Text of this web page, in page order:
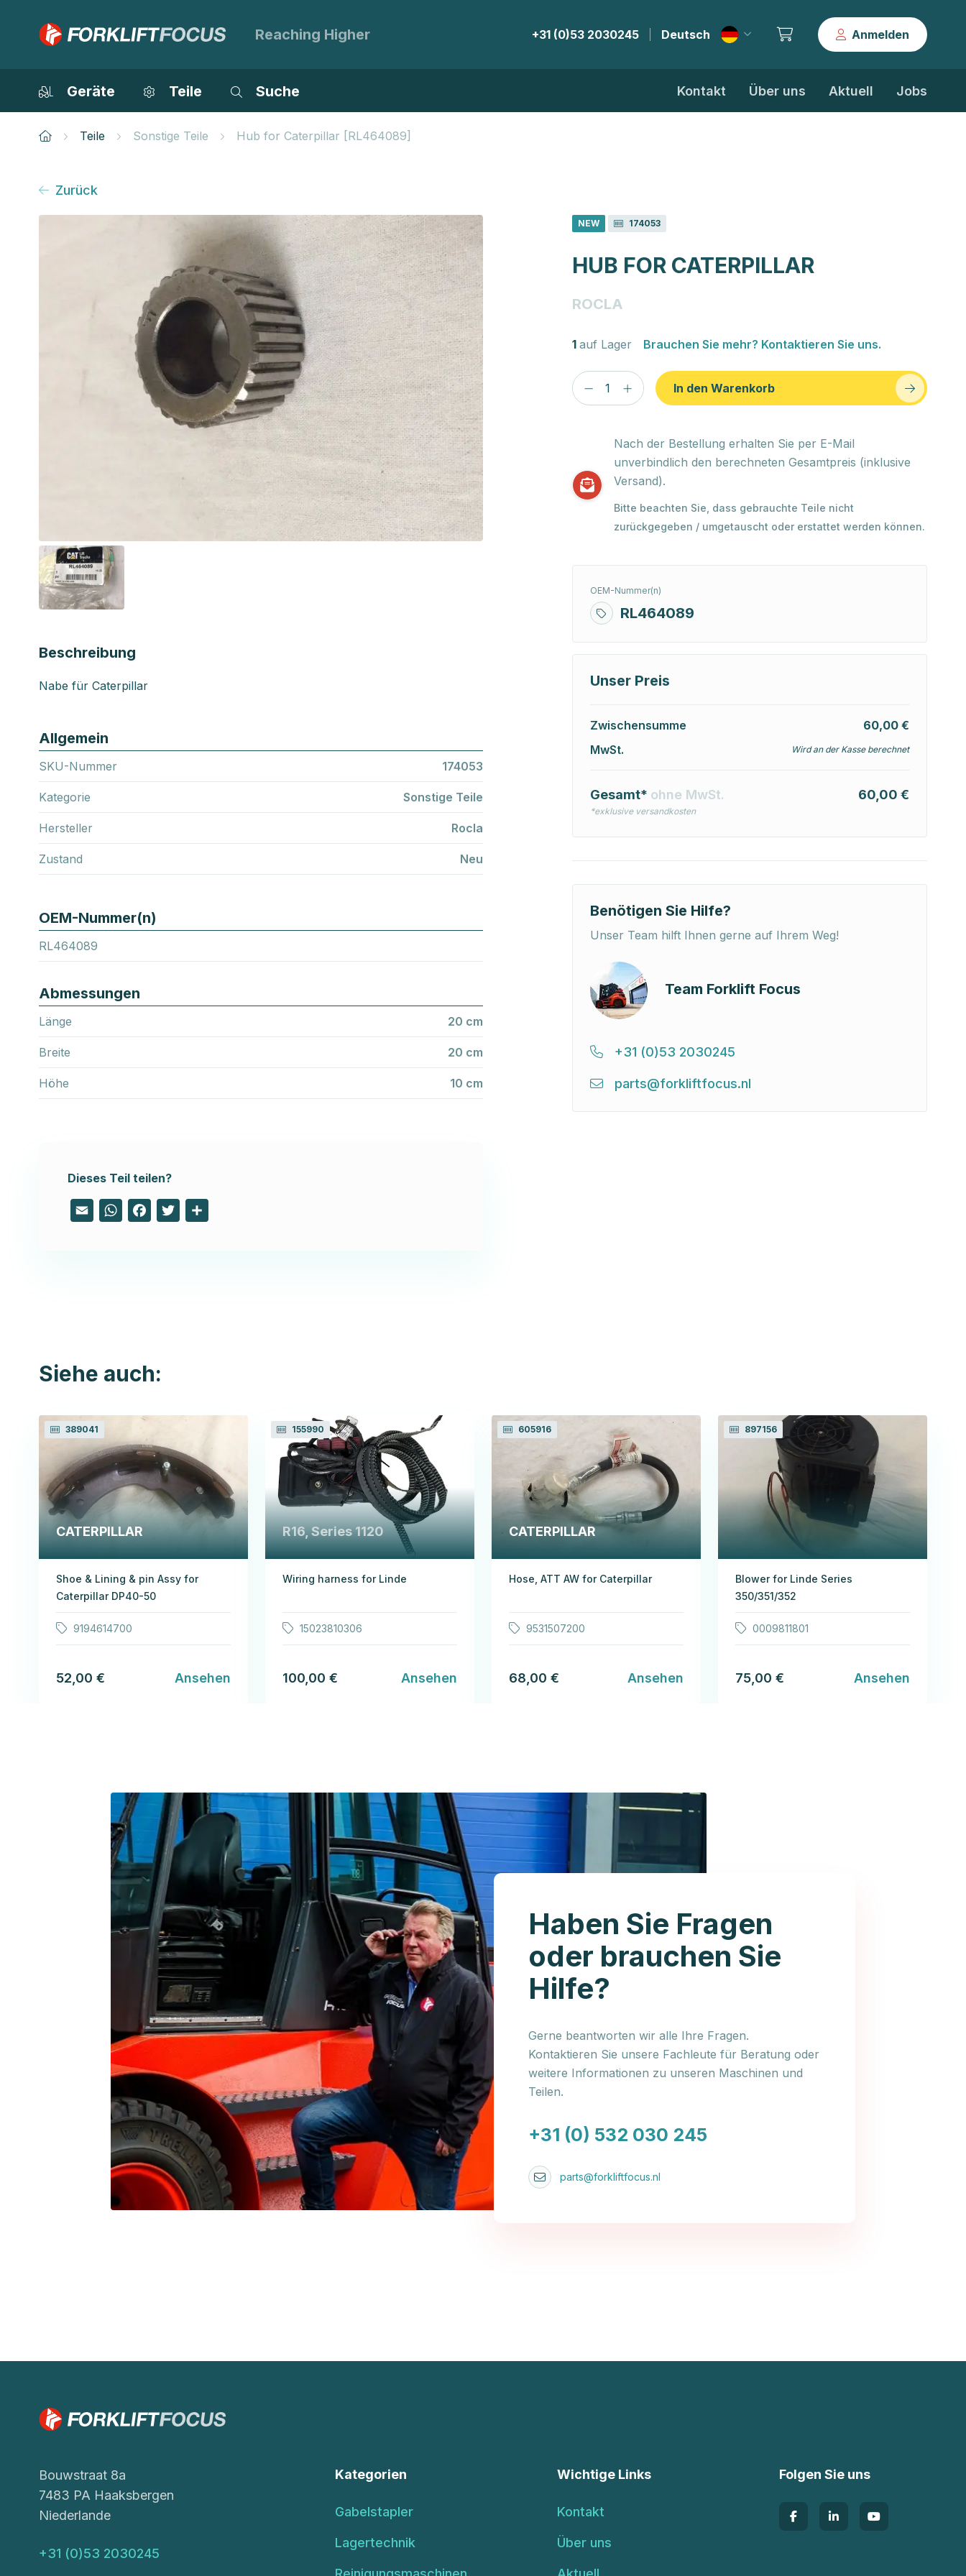
Reaching Higher +31 (0)53 2030245 | Deutsch Anmelden
Geräte Teile Suche Kontakt Über uns Aktuell Jobs
Teile Sonstige Teile Hub for Caterpillar [RL464089]
Zurück
NEW 174053
HUB FOR CATERPILLAR
ROCLA
1 auf Lager Brauchen Sie mehr? Kontaktieren Sie uns.
In den Warenkorb
Nach der Bestellung erhalten Sie per E-Mail
unverbindlich den berechneten Gesamtpreis (inklusive
Versand).
Bitte beachten Sie, dass gebrauchte Teile nicht
zurückgegeben / umgetauscht oder erstattet werden können.
OEM-Nummer(n)
RL464089
Unser Preis
Zwischensumme
60,00 €
MwSt.
Wird an der Kasse berechnet
Gesamt* ohne MwSt.
*exklusive versandkosten
60,00 €
Benötigen Sie Hilfe?
Unser Team hilft Ihnen gerne auf Ihrem Weg!
Team Forklift Focus
+31 (0)53 2030245
parts@forkliftfocus.nl
Beschreibung
Nabe für Caterpillar
Allgemein
SKU-Nummer 174053
Kategorie Sonstige Teile
Hersteller Rocla
Zustand Neu
OEM-Nummer(n)
RL464089
Abmessungen
Länge 20 cm
Breite 20 cm
Höhe 10 cm
Dieses Teil teilen?
Email WhatsApp
FacebookTwitter
Siehe auch:
389041
CATERPILLAR
Shoe & Lining & pin Assy for
Caterpillar DP40-50
9194614700
52,00 € Ansehen
155990
R16, Series 1120
Wiring harness for Linde
15023810306
100,00 € Ansehen
605916
CATERPILLAR
Hose, ATT AW for Caterpillar
9531507200
68,00 € Ansehen
897156
Blower for Linde Series
350/351/352
0009811801
75,00 € Ansehen
Haben Sie Fragen
oder brauchen Sie
Hilfe?
Gerne beantworten wir alle Ihre Fragen.
Kontaktieren Sie unsere Fachleute für Beratung oder
weitere Informationen zu unseren Maschinen und
Teilen.
+31 (0) 532 030 245
parts@forkliftfocus.nl
Bouwstraat 8a
7483 PA Haaksbergen
Niederlande
+31 (0)53 2030245
Kategorien
Gabelstapler
Lagertechnik
Wichtige Links
Kontakt
Über uns
Folgen Sie uns